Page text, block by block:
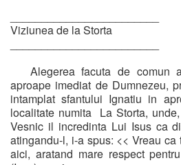
Viziunea de la Storta
Alegerea facuta de comun
aproape imediat de Dumnezeu,
intamplat sfantului Ignatiu in
localitate numita La Storta,
Vesnic il incredinta Lui Isus ca
atingandu-l, i-a spus: << Vreau
aici, aratand mare respect